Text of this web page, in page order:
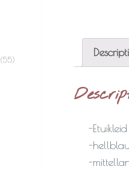
(55)
-
-
-